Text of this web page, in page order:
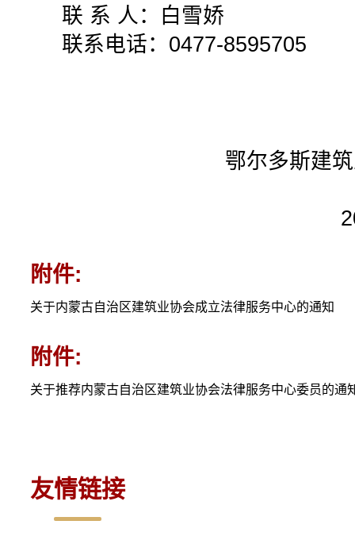
联 系 人：白雪娇
联系电话： 0477-8595705
鄂尔多斯建筑
2016年9
附件:
关于内蒙古自治区建筑业协会成立法律服务中心的通知
附件:
关于推荐内蒙古自治区建筑业协会法律服务中心委员的通
友情链接